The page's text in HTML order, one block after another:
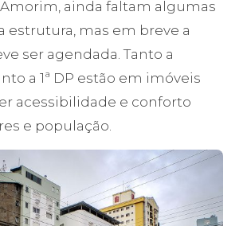
Amorim, ainda faltam algumas
estrutura, mas em breve a
ser agendada. Tanto a
a 1ª DP estão em imóveis
acessibilidade e conforto
e população.